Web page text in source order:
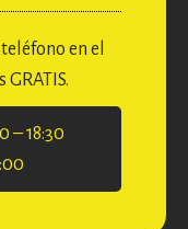
en el
– 18:30